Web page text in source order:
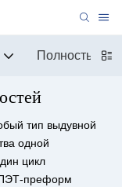
Полностью
тип выдувной
одной
цикл
преформ